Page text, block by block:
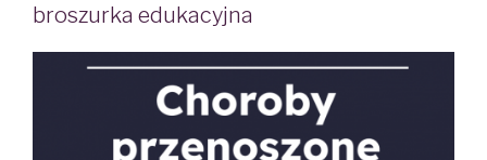
broszurka edukacyjna